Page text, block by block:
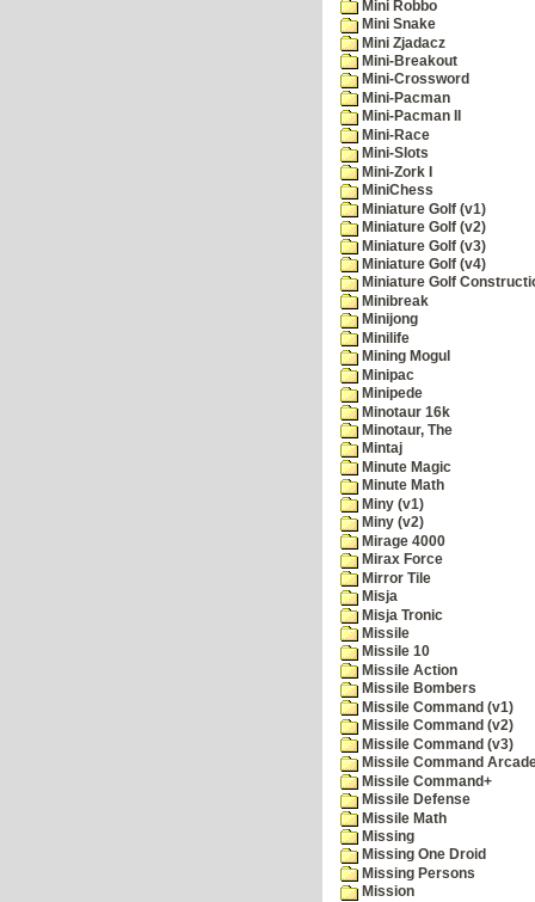
Mini Robbo
Mini Snake
Mini Zjadacz
Mini-Breakout
Mini-Crossword
Mini-Pacman
Mini-Pacman II
Mini-Race
Mini-Slots
Mini-Zork I
MiniChess
Miniature Golf (v1)
Miniature Golf (v2)
Miniature Golf (v3)
Miniature Golf (v4)
Miniature Golf
Minibreak
Minijong
Minilife
Mining Mogul
Minipac
Minipede
Minotaur 16k
Minotaur, The
Mintaj
Minute Magic
Minute Math
Miny (v1)
Miny (v2)
Mirage 4000
Mirax Force
Mirror Tile
Misja
Misja Tronic
Missile
Missile 10
Missile Action
Missile Bombers
Missile Command (v1)
Missile Command (v2)
Missile Command (v3)
Missile Command
Missile Command+
Missile Defense
Missile Math
Missing
Missing One Droid
Missing Persons
Mission